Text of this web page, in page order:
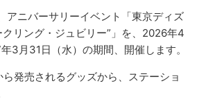
アニバーサリーイベント「東京ディズ
リング・ジュビリー”」を、2026年4
3月31日（水）の期間、開催します。
発売されるグッズから、ステーショ